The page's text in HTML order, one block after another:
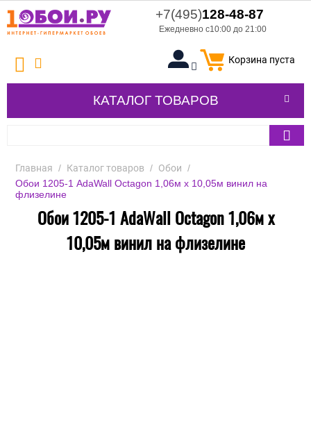
+7(495)128-48-87
Ежедневно с10:00 до 21:00
Корзина пуста
КАТАЛОГ ТОВАРОВ
Главная / Каталог товаров / Обои /
Обои 1205-1 AdaWall Octagon 1,06м х 10,05м винил на
флизелине
Обои 1205-1 AdaWall Octagon 1,06м х
10,05м винил на флизелине